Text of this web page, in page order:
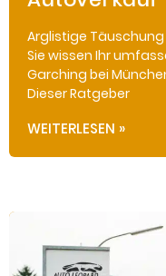
Arglistige
Sie wissen Ihr
Garching bei
Dieser Ratgeber
WEITERLESEN »